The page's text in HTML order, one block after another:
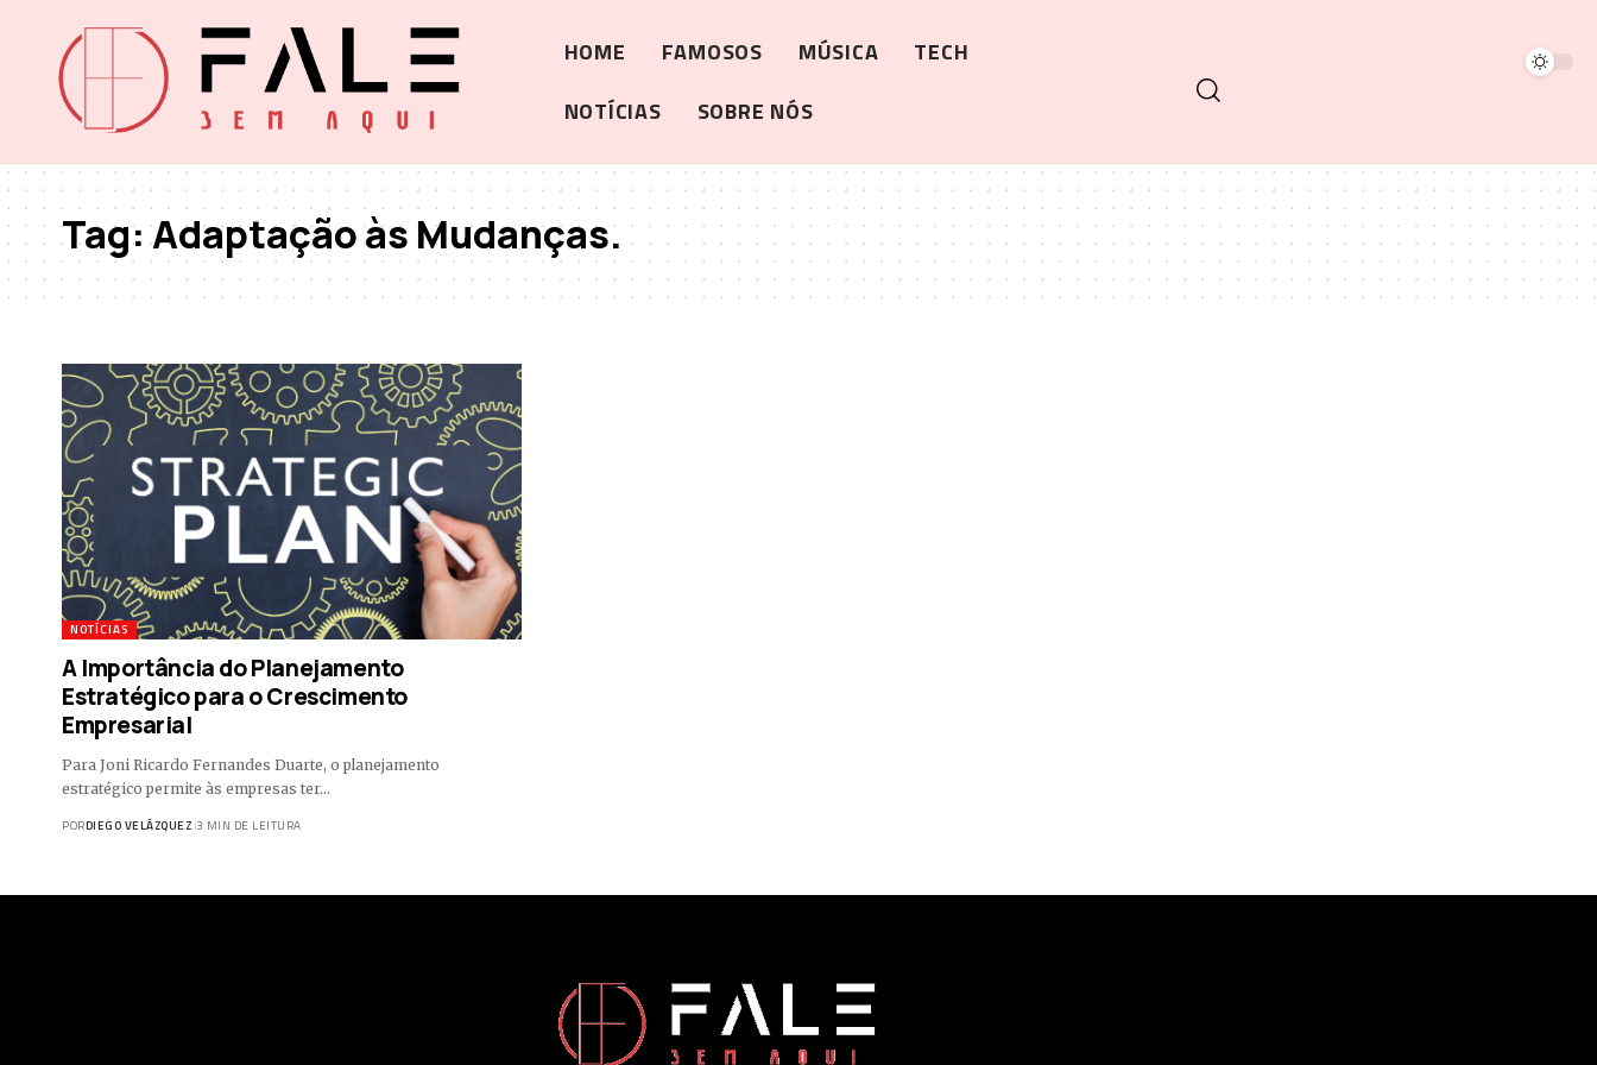
HOME FAMOSOS MÚSICA
TECH
NOTÍCIAS
SOBRE NÓS
Tag:Adaptação às Mudanças.
NOTÍCIAS
A Importância do Planejamento
Estratégico para o Crescimento
Empresarial
Para Joni Ricardo Fernandes Duarte, o planejamento
estratégico permite às empresas ter…
PORDIEGO VELÁZQUEZ 3 MIN DE LEITURA